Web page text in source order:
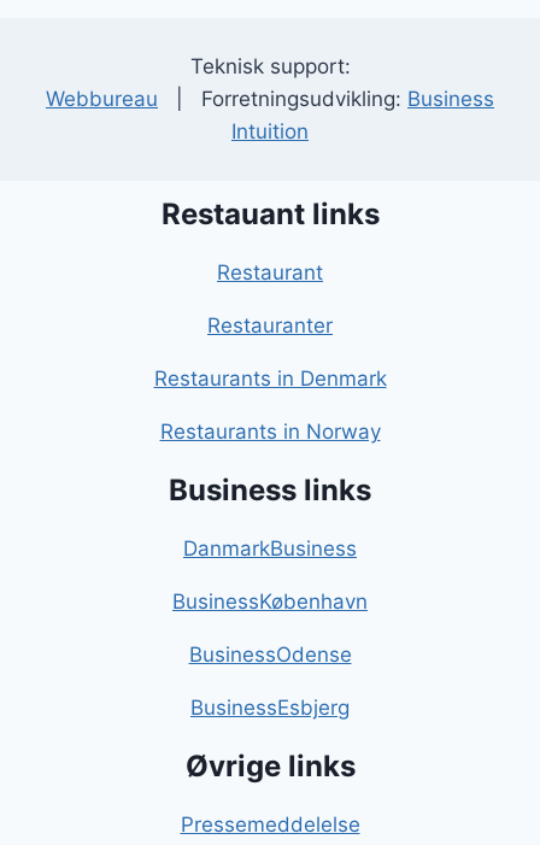
Teknisk support:
Webbureau | Forretningsudvikling: Business
Intuition
Restauant links
Restaurant
Restauranter
Restaurants in Denmark
Restaurants in Norway
Business links
DanmarkBusiness
BusinessKøbenhavn
BusinessOdense
BusinessEsbjerg
Øvrige links
Pressemeddelelse